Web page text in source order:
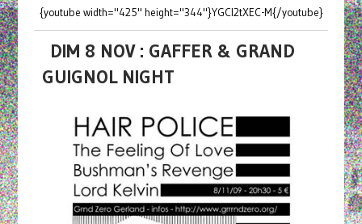
{youtube width="425" height="344"}YGCl2tXEC-M{/youtube}
DIM 8 NOV : GAFFER & GRAND
GUIGNOL NIGHT